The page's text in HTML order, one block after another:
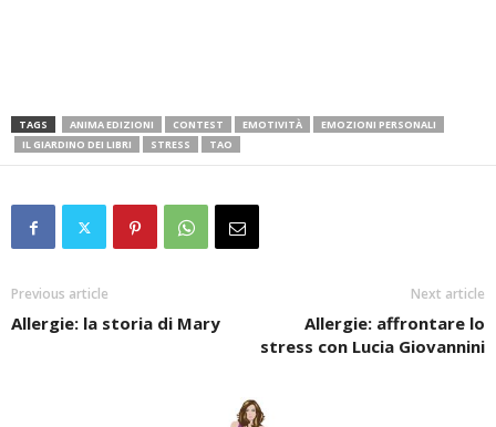
TAGS ANIMA EDIZIONI CONTEST EMOTIVITÀ
EMOZIONI PERSONALI
IL GIARDINO DEI LIBRI
STRESS TAO
Previous article
Allergie: la storia di Mary
Next article
Allergie: affrontare lo
stress con Lucia Giovannini